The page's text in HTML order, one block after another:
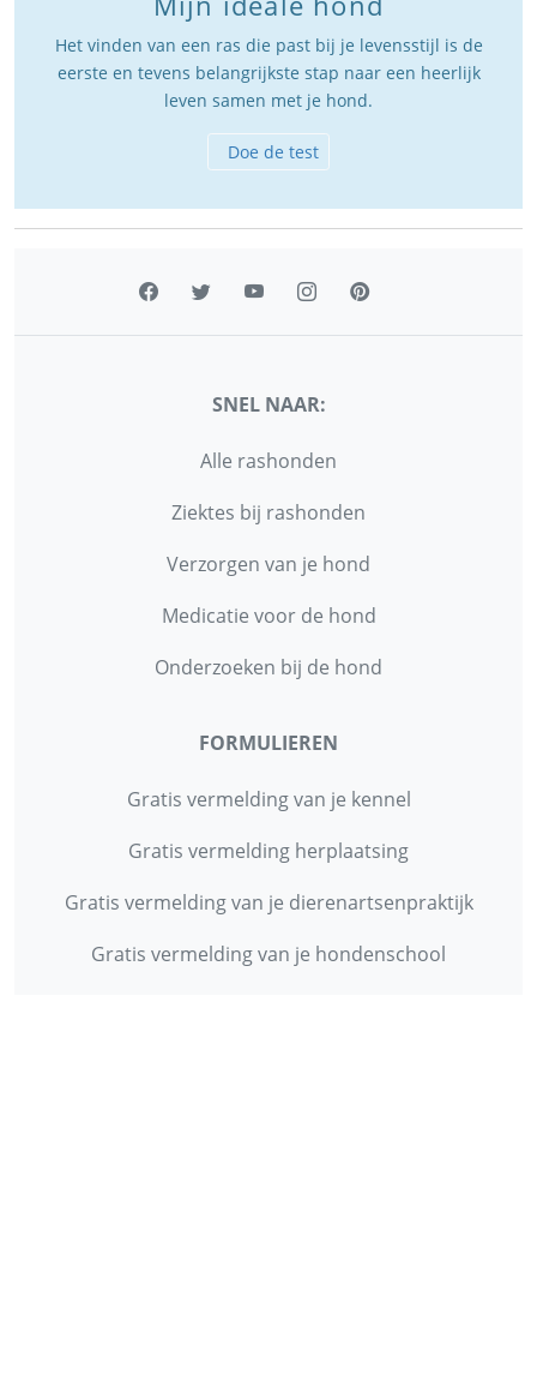
Het vinden van een ras die past bij je levensstijl is de
eerste en tevens belangrijkste stap naar een heerlijk
leven samen met je hond.
Doe de test
SNEL NAAR:
Alle rashonden
Ziektes bij rashonden
Verzorgen van je hond
Medicatie voor de hond
Onderzoeken bij de hond
FORMULIEREN
Gratis vermelding van je kennel
Gratis vermelding herplaatsing
Gratis vermelding van je dierenartsenpraktijk
Gratis vermelding van je hondenschool